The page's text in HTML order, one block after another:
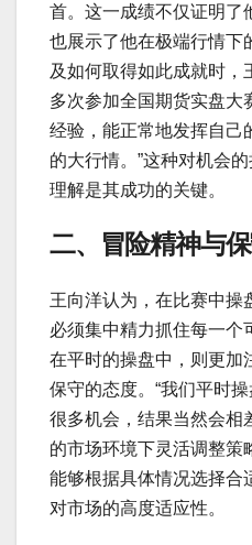
首。这一成绩不仅证明了
也展示了他在极端行情下
及如何取得如此成就时，
多次参加全国期货实盘大
经验，能正常地发挥自己
的大行情。”这种对机会
理解是其成功的关键。
二、冒险精神与
王向洋认为，在比赛中操
必须集中精力抓住每一个
在平时的操盘中，则更加
保守的态度。“我们平时
很多机会，结果当然会相
的市场环境下灵活调整策
能够根据具体情况选择合
对市场的高度适应性。